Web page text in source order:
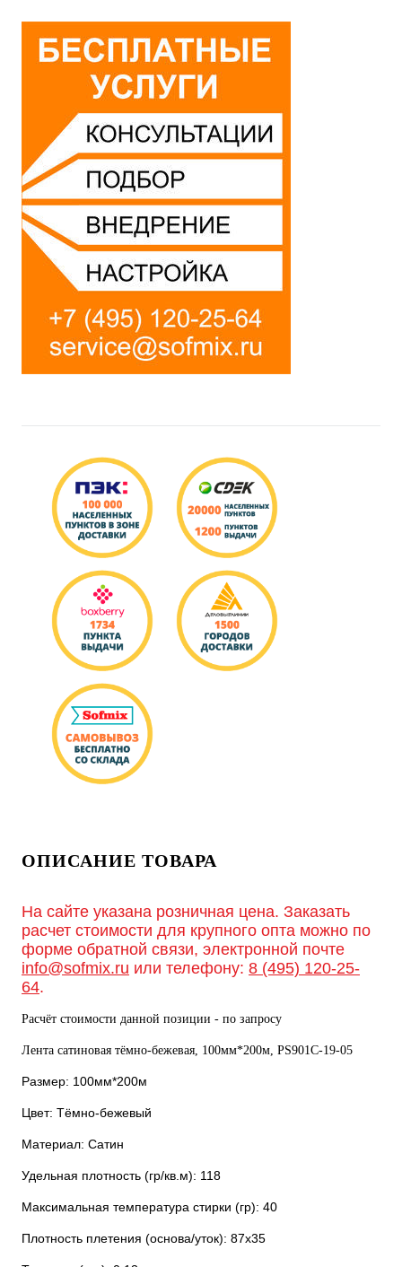
ОПИСАНИЕ ТОВАРА
На сайте указана розничная цена. Заказать
расчет стоимости для крупного опта можно по
форме обратной связи, электронной почте
info@sofmix.ru или телефону: 8 (495) 120-25-
64.
Расчёт стоимости данной позиции - по запросу
Лента сатиновая тёмно-бежевая, 100мм*200м, PS901С-19-05
Размер: 100мм*200м
Цвет: Тёмно-бежевый
Материал: Сатин
Удельная плотность (гр/кв.м): 118
Максимальная температура стирки (гр): 40
Плотность плетения (основа/уток): 87х35